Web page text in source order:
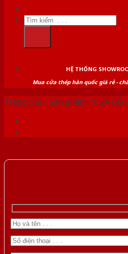
Tìm
kiếm:
HỆ THỐNG
Mua cửa thép hàn quốc giá rẻ -
Trang chủ /Sản phẩm /CỬA GỖ /